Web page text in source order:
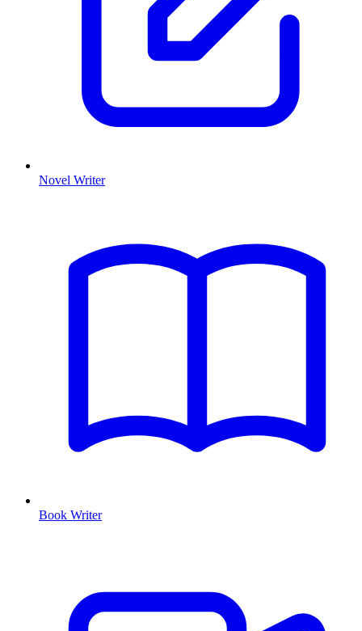
Novel Writer
Book Writer